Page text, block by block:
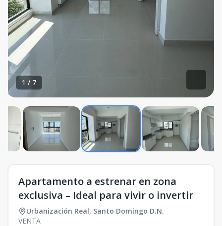
1 / 7
Apartamento a estrenar en zona
exclusiva – Ideal para vivir o invertir
Urbanización Real, Santo Domingo D.N.
VENTA